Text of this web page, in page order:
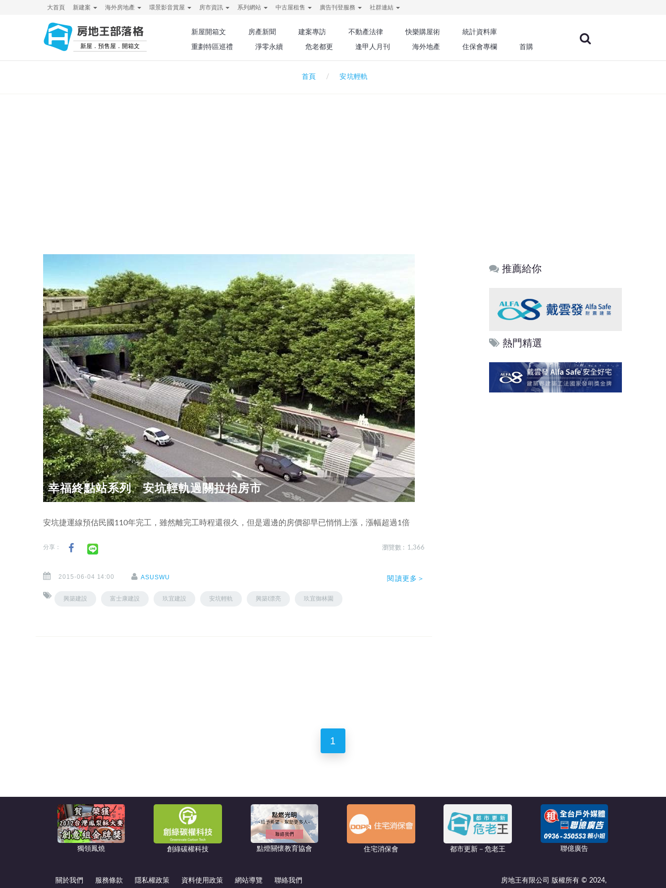
大首頁 新建案 海外房地產 環景影音賞屋 房市資訊 系列網站 中古屋租售 廣告刊登服務 社群連結
房地王部落格
新屋．預售屋．開箱文
新屋開箱文 房產新聞 建案專訪 不動產法律 快樂購屋術
統計資料庫
重劃特區巡禮
淨零永續 危老都更 逢甲人月刊 海外地產 住保會專欄 首購
首頁 安坑輕軌
幸福終點站系列 安坑輕軌過關拉抬房市
安坑捷運線預估民國110年完工，雖然離完工時程還很久，但是週邊的房價卻早已悄悄上漲，漲幅超過1倍
分享： 瀏覽數 : 1,366
2015-06-04 14:00 ASUSWU
興築建設 富士康建設 玖宜建設 安坑輕軌 興築I漂亮 玖宜御林園
閱讀更多＞
推薦給你
熱門精選
1
獨領鳳燒 創綠碳權科技 點燈關懷教育協會 住宅消保會 都市更新－危老王 聯億廣告
關於我們 服務條款 隱私權政策 資料使用政策 網站導覽 聯絡我們 房地王有限公司 版權所有 © 2024,